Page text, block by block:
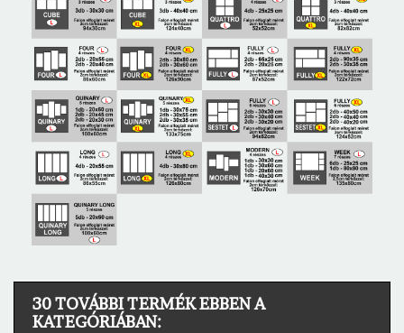
30 TOVÁBBI TERMÉK EBBEN A
KATEGÓRIÁBAN: